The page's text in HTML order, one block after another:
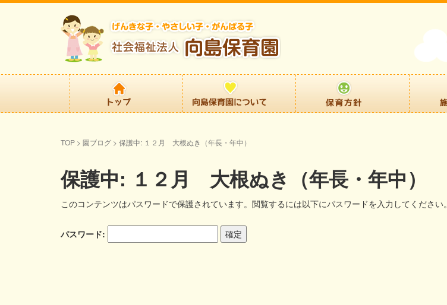
TOP > 園ブログ > 保護中: １２月 大根ぬき（年長・年中）
保護中: １２月 大根ぬき（年長・年中）
このコンテンツはパスワードで保護されています。閲覧するには以下にパスワードを入力してください。
パスワード: